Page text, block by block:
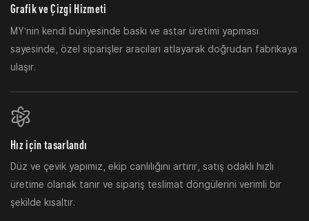
Grafik ve Çizgi Hizmeti
MY'nin kendi bünyesinde baskı ve astar üretimi yapması
sayesinde, özel siparişler aracıları atlayarak doğrudan fabrikaya
ulaşır.
Hız için tasarlandı
Düz ve çevik yapımız, ekip canlılığını artırır, satış odaklı hızlı
üretime olanak tanır ve sipariş teslimat döngülerini verimli bir
şekilde kısaltır.